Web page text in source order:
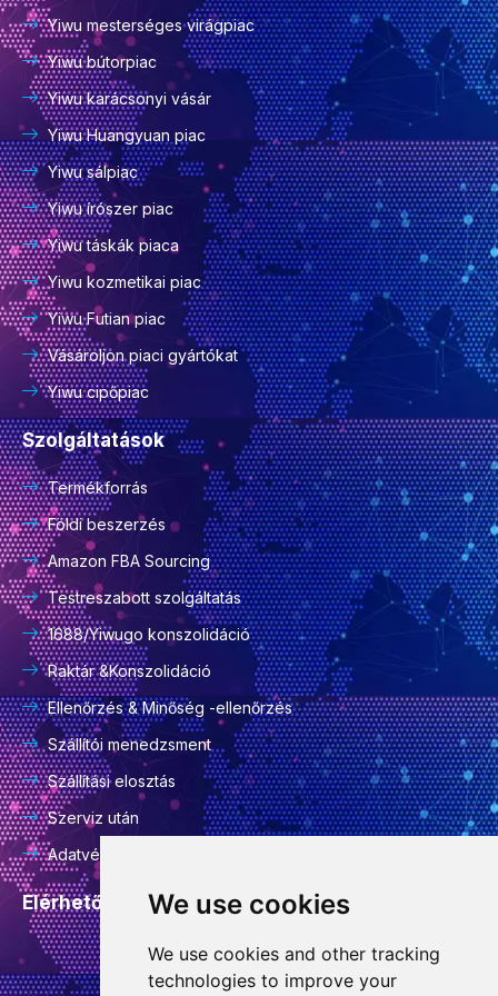
We use cookies
We use cookies and other tracking
technologies to improve your
Yiwu mesterséges virágpiac
Yiwu bútorpiac
Yiwu karácsonyi vásár
Yiwu Huangyuan piac
Yiwu sálpiac
Yiwu írószer piac
Yiwu táskák piaca
Yiwu kozmetikai piac
Yiwu Futian piac
Vásároljon piaci gyártókat
Yiwu cipőpiac
Szolgáltatások
Termékforrás
Földi beszerzés
Amazon FBA Sourcing
Testreszabott szolgáltatás
1688/Yiwugo konszolidáció
Raktár &Konszolidáció
Ellenőrzés & Minőség -ellenőrzés
Szállítói menedzsment
Szállítási elosztás
Szerviz után
Adatvédelmi szabályzat
Elérhetőségi adatok
info@goodcansourcing.com